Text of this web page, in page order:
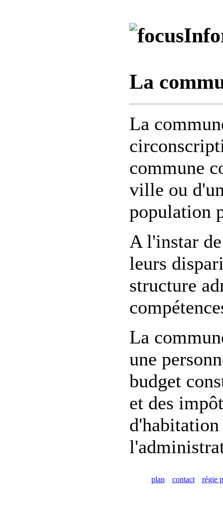
La
La
commune
ville ou
population
A l'instar
leurs
structure
La
une
budget
et des
plan contact régie